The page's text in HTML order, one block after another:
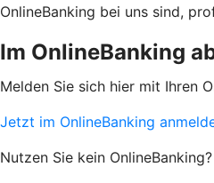
OnlineBanking bei uns sind,
Im OnlineBanking
Melden Sie sich hier mit Ihren
Jetzt im OnlineBanking
Nutzen Sie kein OnlineBanking?